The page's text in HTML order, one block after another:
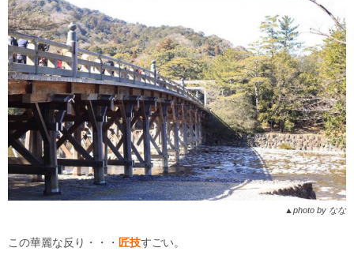
▲photo by なな
この華麗な反り・・・ 匠技すごい。